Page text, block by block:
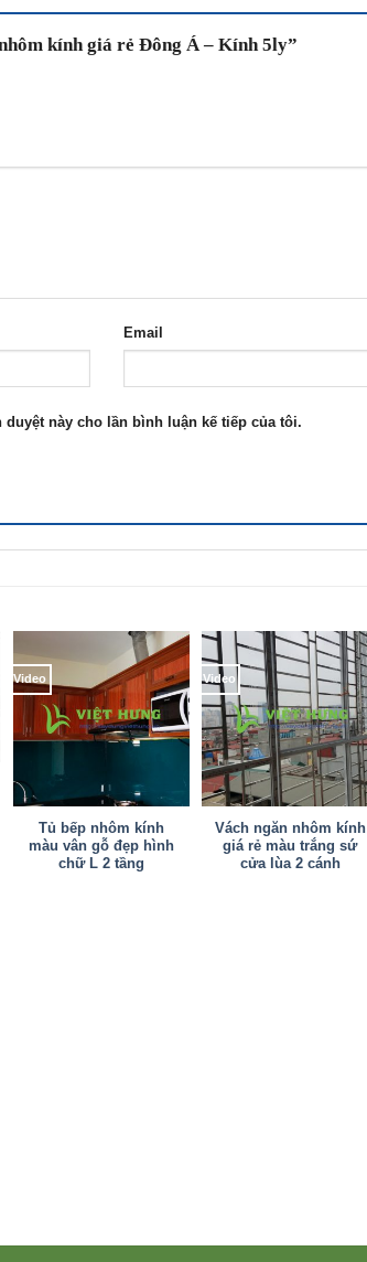
kính giá rẻ Đông Á – Kính 5ly”
Email
này cho lần bình luận kế tiếp của tôi.
Video
Tủ bếp nhôm kính
màu vân gỗ đẹp hình
chữ L 2 tầng
Video
Vách ngăn nhôm kính
giá rẻ màu trắng sứ
cửa lùa 2 cánh